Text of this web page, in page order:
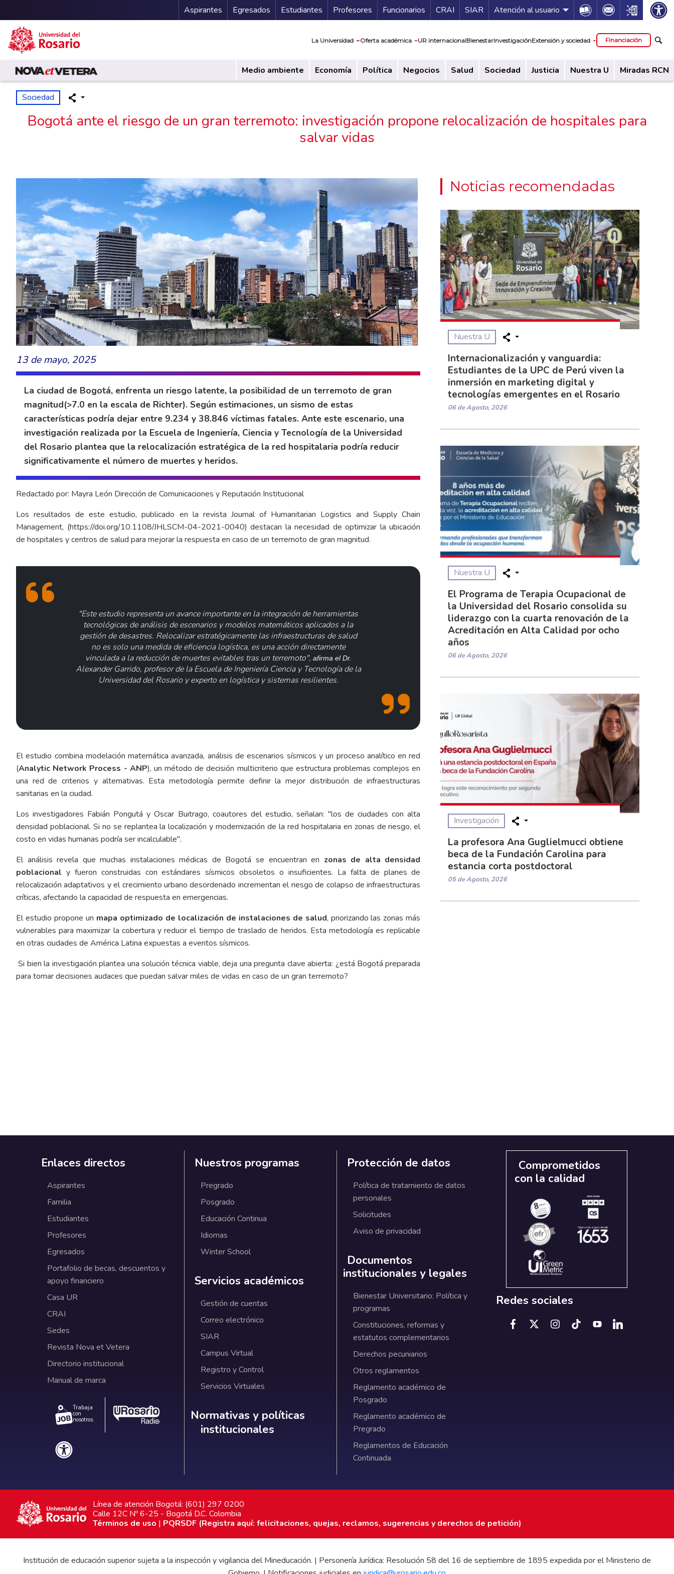
Pasar al contenido principal
Menu Secundario
Aspirantes Egresados Estudiantes Profesores Funcionarios Guía de servicios
CRAI SIAR Atención al usuario Icon Icon Icon
La Universidad Oferta académica UR internacionalBienestarInvestigaciónExtensión y sociedad Financiación
Medio ambiente Economía Política Negocios Salud Sociedad Justicia Nuestra U Miradas RCN
Sociedad
Bogotá ante el riesgo de un gran terremoto: investigación propone relocalización de hospitales para
salvar vidas
13 de mayo, 2025
La ciudad de Bogotá, enfrenta un riesgo latente, la posibilidad de un terremoto de gran
magnitud(>7.0 en la escala de Richter). Según estimaciones, un sismo de estas
características podría dejar entre 9.234 y 38.846 víctimas fatales. Ante este escenario, una
investigación realizada por la Escuela de Ingeniería, Ciencia y Tecnología de la Universidad
del Rosario plantea que la relocalización estratégica de la red hospitalaria podría reducir
significativamente el número de muertes y heridos.
Redactado por: Mayra León Dirección de Comunicaciones y Reputación Institucional
Los resultados de este estudio, publicado en la revista Journal of Humanitarian Logistics and Supply Chain
Management, (https://doi.org/10.1108/JHLSCM-04-2021-0040) destacan la necesidad de optimizar la ubicación
de hospitales y centros de salud para mejorar la respuesta en caso de un terremoto de gran magnitud.
"Este estudio representa un avance importante en la integración de herramientas
tecnológicas de análisis de escenarios y modelos matemáticos aplicados a la
gestión de desastres. Relocalizar estratégicamente las infraestructuras de salud
no es solo una medida de eficiencia logística, es una acción directamente
vinculada a la reducción de muertes evitables tras un terremoto", afirma el Dr.
Alexander Garrido, profesor de la Escuela de Ingeniería Ciencia y Tecnología de la
Universidad del Rosario y experto en logística y sistemas resilientes.
El estudio combina modelación matemática avanzada, análisis de escenarios sísmicos y un proceso analítico en red
(Analytic Network Process - ANP), un método de decisión multicriterio que estructura problemas complejos en
una red de criterios y alternativas. Esta metodología permite definir la mejor distribución de infraestructuras
sanitarias en la ciudad.
Los investigadores Fabián Pongutá y Oscar Buitrago, coautores del estudio, señalan: "los de ciudades con alta
densidad poblacional. Si no se replantea la localización y modernización de la red hospitalaria en zonas de riesgo, el
costo en vidas humanas podría ser incalculable".
El análisis revela que muchas instalaciones médicas de Bogotá se encuentran en zonas de alta densidad
poblacional y fueron construidas con estándares sísmicos obsoletos o insuficientes. La falta de planes de
relocalización adaptativos y el crecimiento urbano desordenado incrementan el riesgo de colapso de infraestructuras
críticas, afectando la capacidad de respuesta en emergencias.
El estudio propone un mapa optimizado de localización de instalaciones de salud, priorizando las zonas más
vulnerables para maximizar la cobertura y reducir el tiempo de traslado de heridos. Esta metodología es replicable
en otras ciudades de América Latina expuestas a eventos sísmicos.
Si bien la investigación plantea una solución técnica viable, deja una pregunta clave abierta: ¿está Bogotá preparada
para tomar decisiones audaces que puedan salvar miles de vidas en caso de un gran terremoto?
Noticias recomendadas
Nuestra U
Internacionalización y vanguardia:
Estudiantes de la UPC de Perú viven la
inmersión en marketing digital y
tecnologías emergentes en el Rosario
06 de Agosto, 2026
Nuestra U
El Programa de Terapia Ocupacional de
la Universidad del Rosario consolida su
liderazgo con la cuarta renovación de la
Acreditación en Alta Calidad por ocho
años
06 de Agosto, 2026
Investigación
La profesora Ana Guglielmucci obtiene
beca de la Fundación Carolina para
estancia corta postdoctoral
05 de Agosto, 2026
Enlaces directos
Aspirantes
Familia
Estudiantes
Profesores
Egresados
Portafolio de becas, descuentos y
apoyo financiero
Casa UR
CRAI
Sedes
Revista Nova et Vetera
Directorio institucional
Manual de marca
Trabaja
con
nosotros.
Nuestros programas
Pregrado
Posgrado
Educación Continua
Idiomas
Winter School
Servicios académicos
Gestión de cuentas
Correo electrónico
SIAR
Campus Virtual
Registro y Control
Servicios Virtuales
Normativas y políticas institucionales
Normativas y políticas
institucionales
Protección de datos
Política de tratamiento de datos
personales
Solicitudes
Aviso de privacidad
Documentos
institucionales y legales
Bienestar Universitario: Política y
programas
Constituciones, reformas y
estatutos complementarios
Derechos pecuniarios
Otros reglamentos
Reglamento académico de
Posgrado
Reglamento académico de
Pregrado
Reglamentos de Educación
Continuada
Comprometidos
con la calidad
Redes sociales
Línea de atención Bogotá: (601) 297 0200
Calle 12C Nº 6-25 - Bogotá D.C. Colombia
Términos de uso | PQRSDF (Registra aquí: felicitaciones, quejas, reclamos, sugerencias y derechos de petición)
Institución de educación superior sujeta a la inspección y vigilancia del Mineducación. | Personería Jurídica: Resolución 58 del 16 de septiembre de 1895 expedida por el Ministerio de